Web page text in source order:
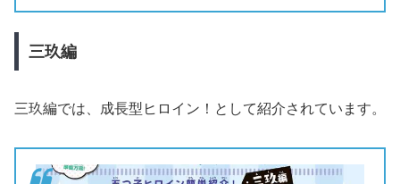
三玖編
三玖編では、成長型ヒロイン！として紹介されています。